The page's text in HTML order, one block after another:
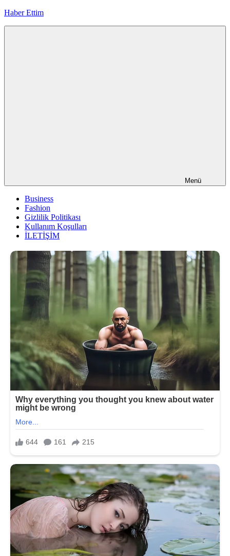
İçeriğe
Haber Ettim
Menü
Business
Fashion
Gizlilik Politikası
Kullanım Koşulları
İLETİŞİM